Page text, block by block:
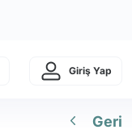
Giriş Yap
Geri